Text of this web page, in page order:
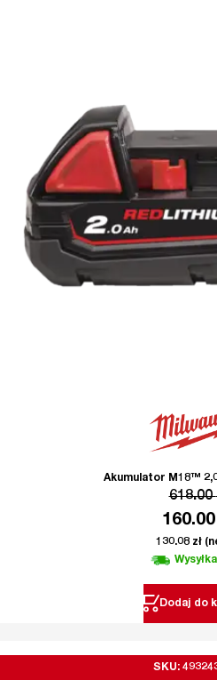
Akumulator M18™
618.00
160.00
130.08 zł
Dodaj do
SKU: